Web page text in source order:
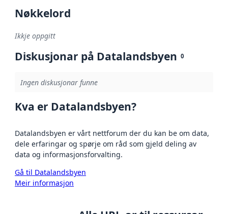
Nøkkelord
Ikkje oppgitt
Diskusjonar på Datalandsbyen 0
Ingen diskusjonar funne
Kva er Datalandsbyen?
Datalandsbyen er vårt nettforum der du kan be om data,
dele erfaringar og spørje om råd som gjeld deling av
data og informasjonsforvalting.
Gå til Datalandsbyen
Meir informasjon